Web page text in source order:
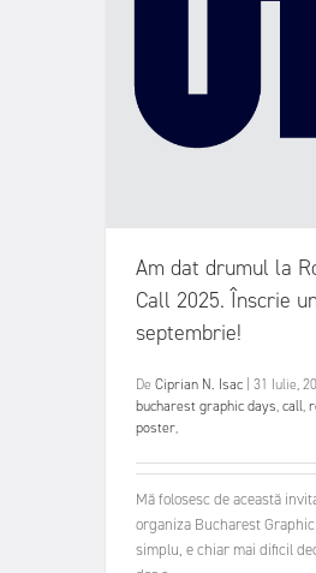
Am dat drumul la
Call 2025. Înscrie
septembrie!
De Ciprian N. Isac 31 Iulie,
bucharest graphic days,call,
poster,
Mă folosesc de această
organiza Bucharest
simplu, e chiar mai dificil